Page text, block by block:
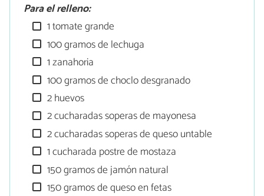
Para el relleno:
1 tomate grande
100 gramos de lechuga
1 zanahoria
100 gramos de choclo desgranado
2 huevos
2 cucharadas soperas de mayonesa
2 cucharadas soperas de queso untable
1 cucharada postre de mostaza
150 gramos de jamón natural
150 gramos de queso en fetas